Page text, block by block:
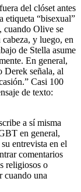
del clóset antes
etiqueta “bisexual”
cuando Olive se
y luego, en
de Stella asume
En general,
Derek señala, al
Casi 100
de texto:
a sí misma
en general,
entrevista en el
comentarios
religiosos o
cuando una